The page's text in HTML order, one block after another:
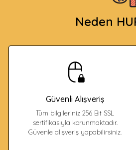
Neden
Güvenli Alışveriş
Tüm bilgileriniz 256 Bit SSL
sertifikasıyla korunmaktadır.
Güvenle alışveriş yapabilirsiniz.